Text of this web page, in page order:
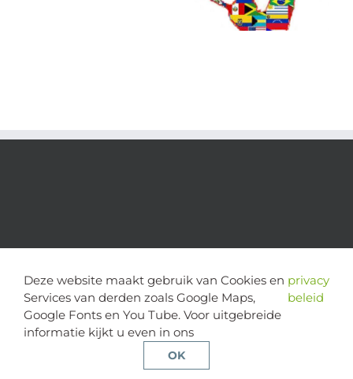
copyright 2024 | alle rechten voorbehouden - Stichting Cognitie
Deze website maakt gebruik van Cookies en
Services van derden zoals Google Maps,
Google Fonts en You Tube. Voor uitgebreide
informatie kijkt u even in ons
privacy
beleid
OK